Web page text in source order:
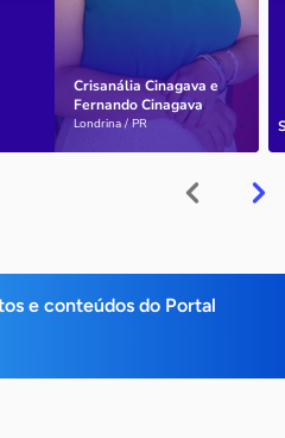
Crisanália Cinagava e
Fernando Cinagava
Londrina / PR
e conteúdos do Portal